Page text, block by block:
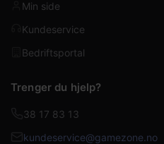
Min side
Kundeservice
Bedriftsportal
Trenger du hjelp?
38 17 83 13
kundeservice@gamezone.no